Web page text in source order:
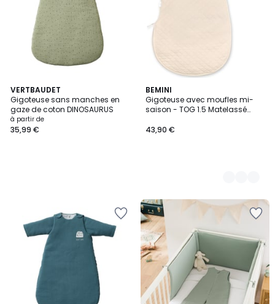
VERTBAUDET
Gigoteuse sans manches en
gaze de coton DINOSAURUS
à partir de
35,99 €
BEMINI
Gigoteuse avec moufles mi-
saison - TOG 1.5 Matelassé
43,90 €
5
Couleurs